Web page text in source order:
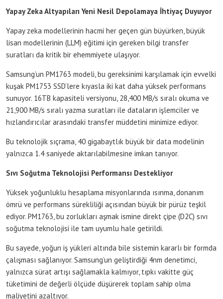
Yapay Zeka Altyapıları Yeni Nesil Depolamaya İhtiyaç Duyuyor
Yapay zeka modellerinin hacmi her geçen gün büyürken, büyük
lisan modellerinin (LLM) eğitimi için gereken bilgi transfer
suratları da kritik bir ehemmiyete ulaşıyor.
Samsung’un PM1763 modeli, bu gereksinimi karşılamak için evvelki
kuşak PM1753 SSD’lere kıyasla iki kat daha yüksek performans
sunuyor. 16TB kapasiteli versiyonu, 28,400 MB/s sıralı okuma ve
21,900 MB/s sıralı yazma suratları ile dataların işlemciler ve
hızlandırıcılar arasındaki transfer müddetini minimize ediyor.
Bu teknolojik sıçrama, 40 gigabaytlık büyük bir data modelinin
yalnızca 1.4 saniyede aktarılabilmesine imkan tanıyor.
Sıvı Soğutma Teknolojisi Performansı Destekliyor
Yüksek yoğunluklu hesaplama misyonlarında ısınma, donanım
ömrü ve performans sürekliliği açısından büyük bir pürüz teşkil
ediyor. PM1763, bu zorlukları aşmak ismine direkt çipe (D2C) sıvı
soğutma teknolojisi ile tam uyumlu hale getirildi.
Bu sayede, yoğun iş yükleri altında bile sistemin kararlı bir formda
çalışması sağlanıyor. Samsung’un geliştirdiği 4nm denetimci,
yalnızca sürat artışı sağlamakla kalmıyor, tıpkı vakitte güç
tüketimini de değerli ölçüde düşürerek toplam sahip olma
maliyetini azaltıyor.